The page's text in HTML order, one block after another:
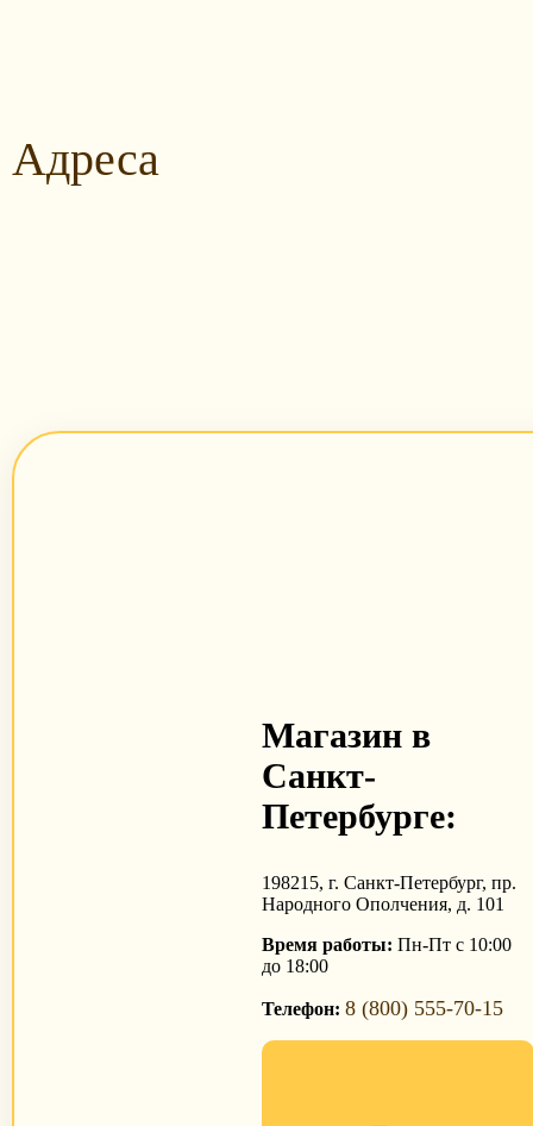
Адреса
Магазин в
Санкт-
Петербурге:
198215, г. Санкт-Петербург, пр.
Народного Ополчения, д. 101
Время работы: Пн-Пт с 10:00
до 18:00
Телефон: 8 (800) 555-70-15